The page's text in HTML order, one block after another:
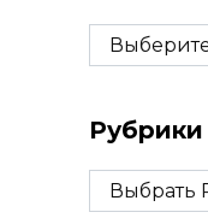
Архивы
Рубрики
Рубрики